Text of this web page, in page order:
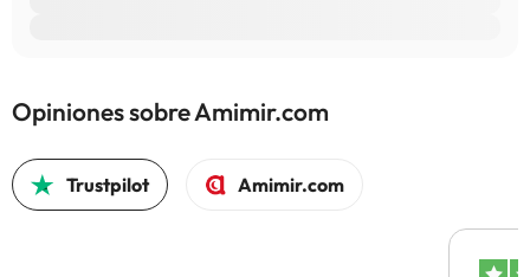
Opiniones sobre Amimir.com
Trustpilot Amimir.com